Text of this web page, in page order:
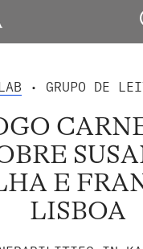
• GRUPO DE
E
LISBOA